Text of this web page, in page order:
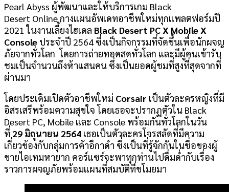
Pearl Abyss ผู้พัฒนาและให้บริการเกม Black
Desert Online กางแผนอัพเดทอาชีพใหม่ทุกแพลตฟอร์มปี
2021 ในงานเลี้ยงไฮเดล Black Desert PC X Mobile X
Console ประจำปี 2564 ซึ่งเป็นกิจกรรมที่จัดขึ้นเพื่อนักผจญ
ภัยจากทั่วโลก โดยการถ่ายทอดสดทั่วโลก และมีผู้คนเข้ารับ
ชมเป็นจำนวนถึงห้าแสนคน ซึ่งเป็นยอดผู้ชมที่สูงที่สุดจากที่
ผ่านมา
โดยประเดิมเปิดตัวอาชีพใหม่ Corsair เป็นตัวละครหญิงที่มี
อิสรเสรีพร้อมความสุขใจ โดยเธอจะปรากฏตัวใน Black
Desert PC, Mobile และ Console พร้อมกันทั่วโลกในวัน
ที่ 29 มิถุนายน 2564 เธอเป็นตัวละครโจรสลัดที่มีความ
เกี่ยวข้องกับกลุ่มการค้าอีกาดำ ซึ่งเป็นที่รู้จักกันในชื่อของผู้
ขายไอเทมหายาก คอร์แซร์จะพาทุกท่านไปดื่มด่ำกับเรื่อง
ราวการผจญภัยพร้อมแผนที่สมบัติที่ขโมยมา